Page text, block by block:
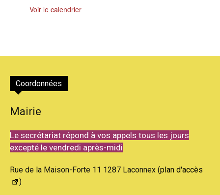
Voir le calendrier
Coordonnées
Mairie
Le secrétariat répond à vos appels tous les jours
excepté le vendredi après-midi
Rue de la Maison-Forte 11 1287 Laconnex (plan d'accès
)